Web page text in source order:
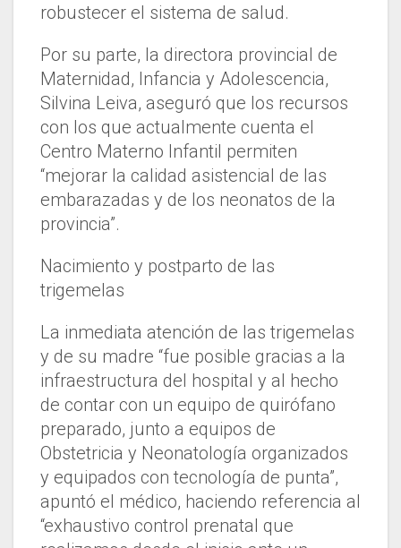
robustecer el sistema de salud.
Por su parte, la directora provincial de
Maternidad, Infancia y Adolescencia,
Silvina Leiva, aseguró que los recursos
con los que actualmente cuenta el
Centro Materno Infantil permiten
“mejorar la calidad asistencial de las
embarazadas y de los neonatos de la
provincia”.
Nacimiento y postparto de las
trigemelas
La inmediata atención de las trigemelas
y de su madre “fue posible gracias a la
infraestructura del hospital y al hecho
de contar con un equipo de quirófano
preparado, junto a equipos de
Obstetricia y Neonatología organizados
y equipados con tecnología de punta”,
apuntó el médico, haciendo referencia al
“exhaustivo control prenatal que